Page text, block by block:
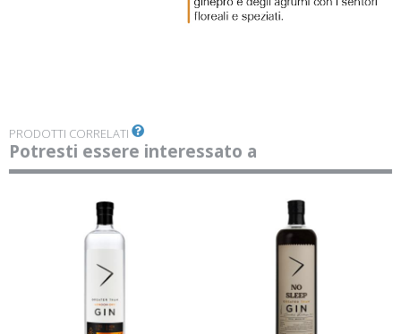
PRODOTTI CORRELATI
Potresti essere interessato a